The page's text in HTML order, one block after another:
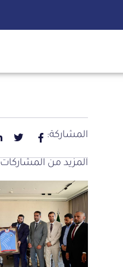
المشاركة:
المزيد من المشاركات